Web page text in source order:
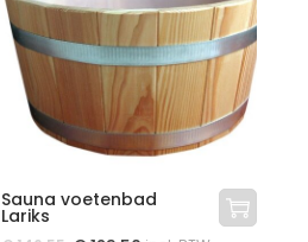
Sauna voetenbad
Lariks